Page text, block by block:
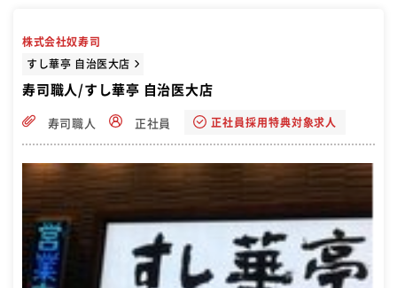
るので、全くの未経験の方でも一人前の寿司職人に育て上げる制度が
整っています！安心して飛び込んできてくださいね
株式会社奴寿司
すし華亭 自治医大店
寿司職人/すし華亭 自治医大店
寿司職人 正社員 正社員採用特典対象求人